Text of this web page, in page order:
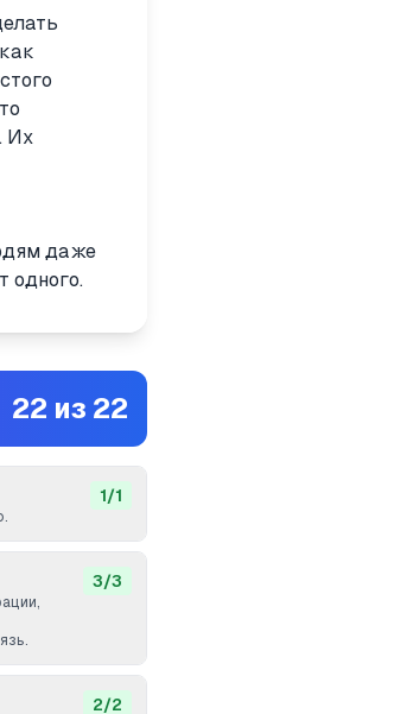
Их
даже
одного.
22 из 22
1/1
3/3
2/2